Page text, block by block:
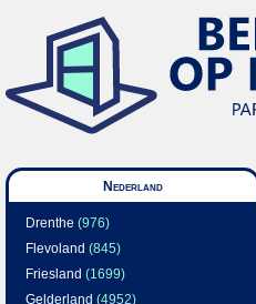
Nederland
Drenthe (976)
Flevoland (845)
Friesland (1699)
Gelderland (4952)